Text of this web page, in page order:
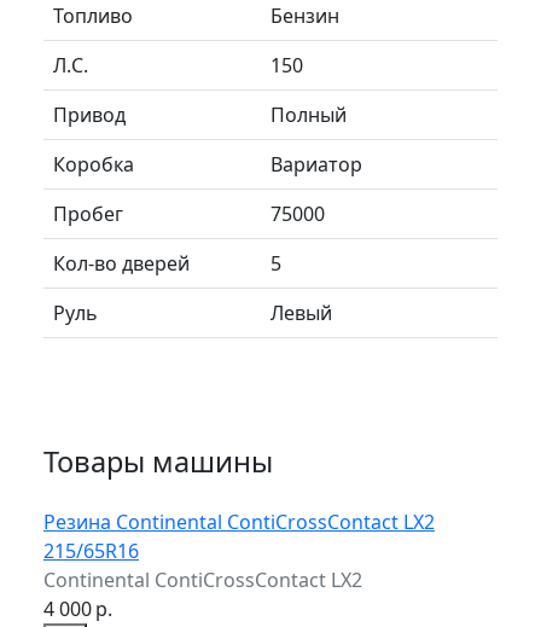
Топливо
Бензин
Л.C.
150
Привод
Полный
Коробка
Вариатор
Пробег
75000
Кол-во дверей
5
Руль
Левый
Товары машины
Резина Continental ContiCrossContact LX2
215/65R16
Continental ContiCrossContact LX2
4 000р.